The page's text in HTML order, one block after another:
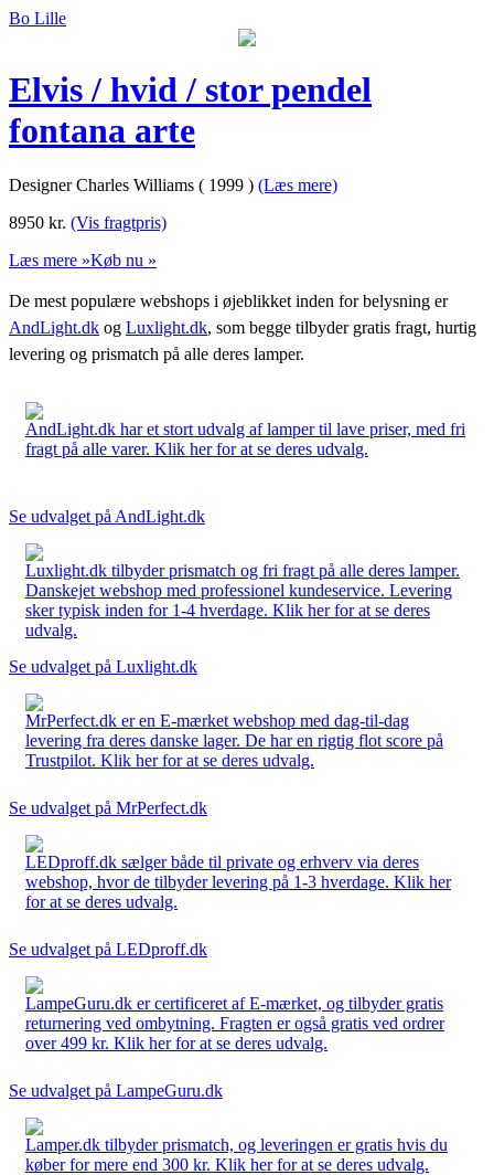
Bo Lille
Elvis / hvid / stor pendel
fontana arte
Designer Charles Williams ( 1999 ) (Læs mere)
8950 kr. (Vis fragtpris)
Læs mere »Køb nu »
De mest populære webshops i øjeblikket inden for belysning er
AndLight.dk og Luxlight.dk, som begge tilbyder gratis fragt, hurtig
levering og prismatch på alle deres lamper.
AndLight.dk har et stort udvalg af lamper til lave priser, med fri
fragt på alle varer. Klik her for at se deres udvalg.
Se udvalget på AndLight.dk
Luxlight.dk tilbyder prismatch og fri fragt på alle deres lamper.
Danskejet webshop med professionel kundeservice. Levering
sker typisk inden for 1-4 hverdage. Klik her for at se deres
udvalg.
Se udvalget på Luxlight.dk
MrPerfect.dk er en E-mærket webshop med dag-til-dag
levering fra deres danske lager. De har en rigtig flot score på
Trustpilot. Klik her for at se deres udvalg.
Se udvalget på MrPerfect.dk
LEDproff.dk sælger både til private og erhverv via deres
webshop, hvor de tilbyder levering på 1-3 hverdage. Klik her
for at se deres udvalg.
Se udvalget på LEDproff.dk
LampeGuru.dk er certificeret af E-mærket, og tilbyder gratis
returnering ved ombytning. Fragten er også gratis ved ordrer
over 499 kr. Klik her for at se deres udvalg.
Se udvalget på LampeGuru.dk
Lamper.dk tilbyder prismatch, og leveringen er gratis hvis du
køber for mere end 300 kr. Klik her for at se deres udvalg.